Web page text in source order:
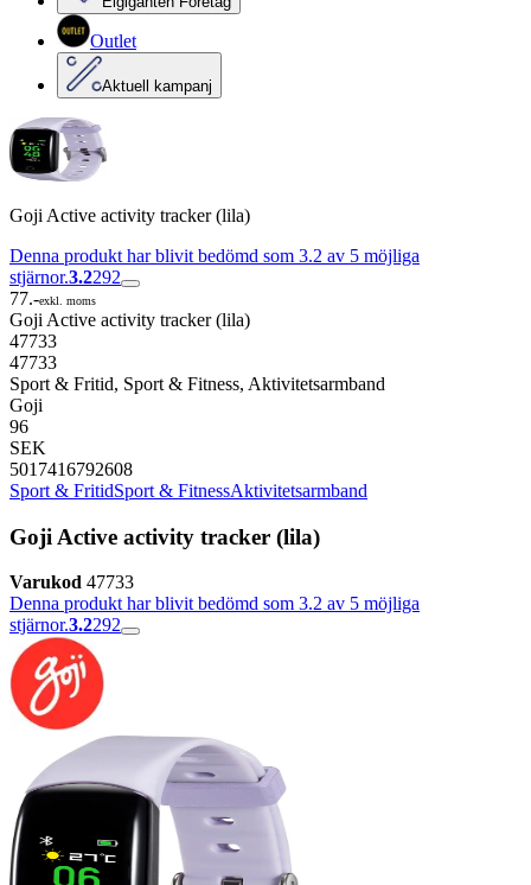
Outlet
Aktuell kampanj
Goji Active activity tracker (lila)
Denna produkt har blivit bedömd som 3.2 av 5 möjliga
stjärnor.3.2292
77.-exkl. moms
Goji Active activity tracker (lila)
47733
47733
Sport & Fritid, Sport & Fitness, Aktivitetsarmband
Goji
96
SEK
5017416792608
Sport & FritidSport & FitnessAktivitetsarmband
Goji Active activity tracker (lila)
Varukod 47733
Denna produkt har blivit bedömd som 3.2 av 5 möjliga
stjärnor.3.2292